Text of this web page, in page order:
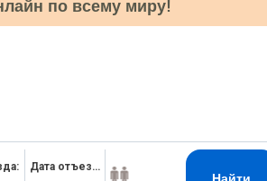
по всему миру!